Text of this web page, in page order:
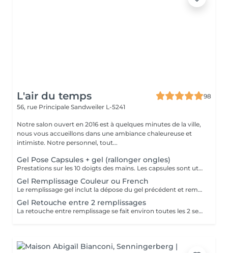
L'air du temps
98
56, rue Principale Sandweiler L-5241
Notre salon ouvert en 2016 est à quelques minutes de la ville,
nous vous accueillons dans une ambiance chaleureuse et
intimiste. Notre personnel, tout...
Gel Pose Capsules + gel (rallonger ongles)
Prestations sur les 10 doigts des mains. Les capsules sont utilisées quand on souhaite rallonger ses ongles. Nous travaillons avec la marque prestigieuse Alessandro (Germany) pour la base en gel. .
Gel Remplissage Couleur ou French
Le remplissage gel inclut la dépose du gel précédent et remplir à nouveau avec du gel. Le remplissage se fait entre 3-4 semaines approx. Au delà le coût peut être plus élevé en fonction du temps supplémentaire Nous travaillons avec la marque prestigieuse Alessandro (Germany) pour la base en gel
Gel Retouche entre 2 remplissages
La retouche entre remplissage se fait environ toutes les 2 semaines. Un entretien téléphonique est nécessaire pour bien évaluer cette prestation, qui n'est pas à confondre avec un remplissage.